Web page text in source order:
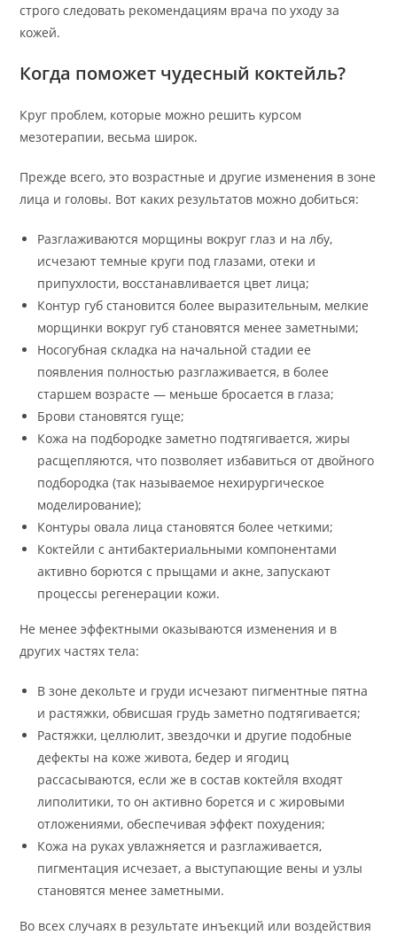
строго следовать рекомендациям врача по уходу за
кожей.
Когда поможет чудесный коктейль?
Круг проблем, которые можно решить курсом
мезотерапии, весьма широк.
Прежде всего, это возрастные и другие изменения в зоне
лица и головы. Вот каких результатов можно добиться:
Разглаживаются морщины вокруг глаз и на лбу,
исчезают темные круги под глазами, отеки и
припухлости, восстанавливается цвет лица;
Контур губ становится более выразительным, мелкие
морщинки вокруг губ становятся менее заметными;
Носогубная складка на начальной стадии ее
появления полностью разглаживается, в более
старшем возрасте — меньше бросается в глаза;
Брови становятся гуще;
Кожа на подбородке заметно подтягивается, жиры
расщепляются, что позволяет избавиться от двойного
подбородка (так называемое нехирургическое
моделирование);
Контуры овала лица становятся более четкими;
Коктейли с антибактериальными компонентами
активно борются с прыщами и акне, запускают
процессы регенерации кожи.
Не менее эффектными оказываются изменения и в
других частях тела:
В зоне декольте и груди исчезают пигментные пятна
и растяжки, обвисшая грудь заметно подтягивается;
Растяжки, целлюлит, звездочки и другие подобные
дефекты на коже живота, бедер и ягодиц
рассасываются, если же в состав коктейля входят
липолитики, то он активно борется и с жировыми
отложениями, обеспечивая эффект похудения;
Кожа на руках увлажняется и разглаживается,
пигментация исчезает, а выступающие вены и узлы
становятся менее заметными.
Во всех случаях в результате инъекций или воздействия